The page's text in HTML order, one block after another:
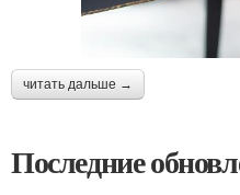
читать дальше →
Последние